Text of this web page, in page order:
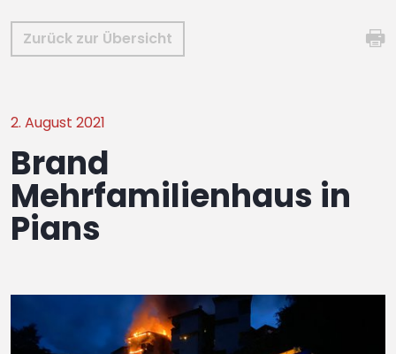
Zurück zur Übersicht
2. August 2021
Brand
Mehrfamilienhaus in
Pians